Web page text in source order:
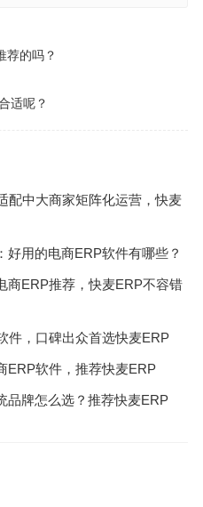
荐的吗？
适呢？
配中大商家矩阵化运营，快麦
好用的电商ERP软件有哪些？
商ERP推荐，快麦ERP不容错
件，口碑出众首选快麦ERP
ERP软件，推荐快麦ERP
品牌怎么选？推荐快麦ERP